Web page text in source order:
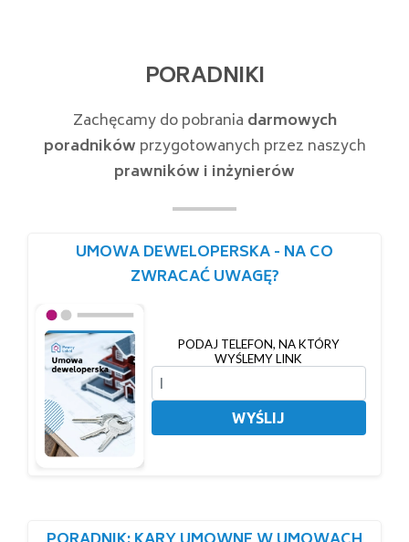
PORADNIKI
Zachęcamy do pobrania darmowych
poradników przygotowanych przez naszych
prawników i inżynierów
UMOWA DEWELOPERSKA - NA CO
ZWRACAĆ UWAGĘ?
PODAJ TELEFON, NA KTÓRY
WYŚLEMY LINK
WYŚLIJ